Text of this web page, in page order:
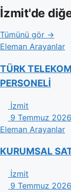
İzmit'de
Tümünü gör →
Eleman Arayanlar
TÜRK
PERSONELİ
İzmit
9 Temmuz 2026
Eleman Arayanlar
KURUMSAL
İzmit
9 Temmuz 2026